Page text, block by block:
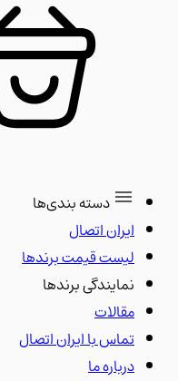
دسته بندی‌ها
ایران اتصال
لیست قیمت برندها
نمایندگی برندها
مقالات
تماس با ایران اتصال
درباره ما